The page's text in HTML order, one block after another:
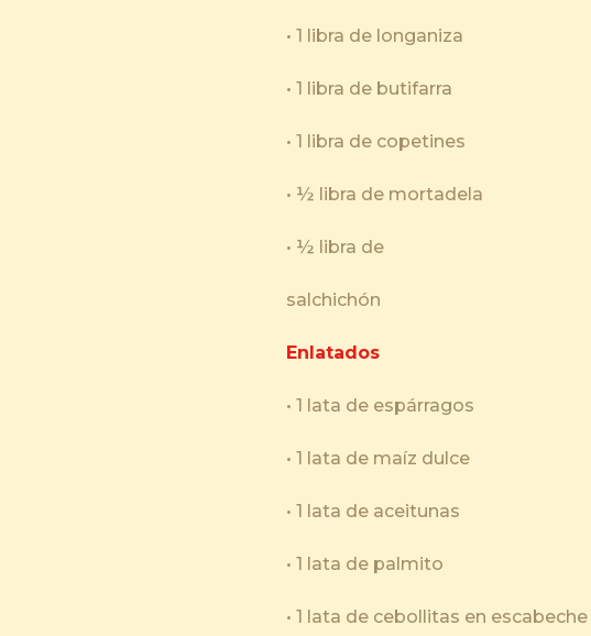
• 1 libra de longaniza
• 1 libra de butifarra
• 1 libra de copetines
• ½ libra de mortadela
• ½ libra de
salchichón
Enlatados
• 1 lata de espárragos
• 1 lata de maíz dulce
• 1 lata de aceitunas
• 1 lata de palmito
• 1 lata de cebollitas en escabeche